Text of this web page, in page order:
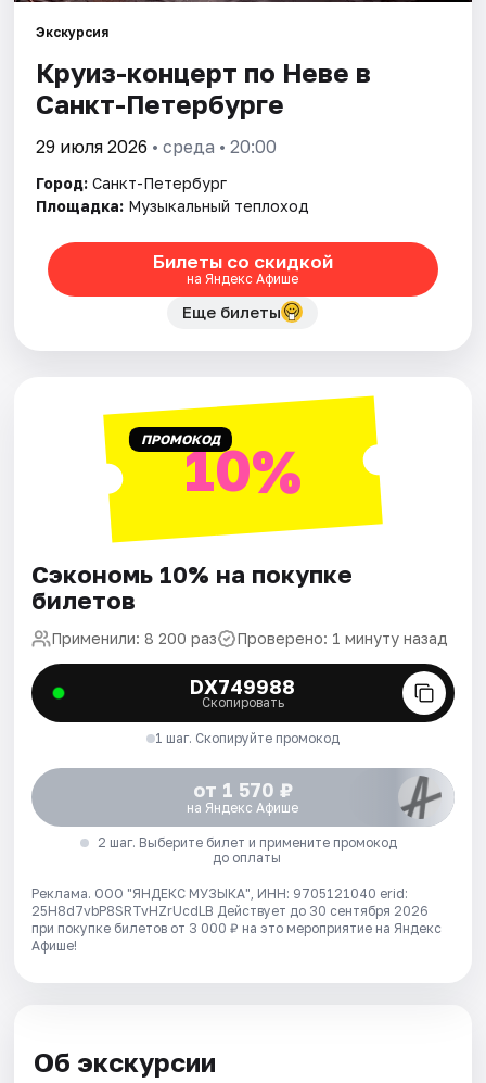
Экскурсия
Круиз-концерт по Неве в
Санкт-Петербурге
29 июля 2026 • среда • 20:00
Город: Санкт-Петербург
Площадка: Музыкальный теплоход
Билеты со скидкой
на Яндекс Афише
Еще билеты
ПРОМОКОД10%
Сэкономь 10% на покупке
билетов
Применили: 8 200 раз Проверено: 1 минуту назад
DX749988
Скопировать
1 шаг. Скопируйте промокод
от 1 570 ₽
на Яндекс Афише
2 шаг. Выберите билет и примените промокод
до оплаты
Реклама. ООО "ЯНДЕКС МУЗЫКА", ИНН: 9705121040 erid:
25H8d7vbP8SRTvHZrUcdLB Действует до 30 сентября 2026
при покупке билетов от 3 000 ₽ на это мероприятие на Яндекс
Афише!
Об экскурсии